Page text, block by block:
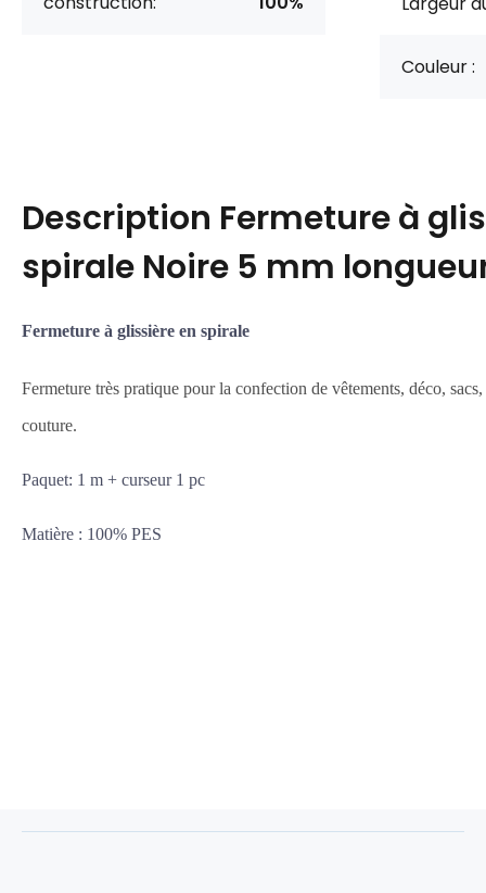
Couleur :
Description Fermeture à
spirale Noire 5 mm
Fermeture à glissière en spirale
Fermeture très pratique pour la confection de vêtements, déco,
couture.
Paquet: 1 m + curseur 1 pc
Matière : 100% PES